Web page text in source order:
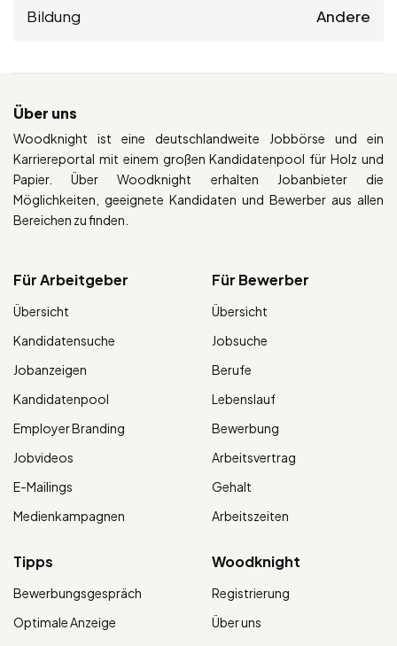
Bildung Andere
Über uns
Woodknight ist eine deutschlandweite Jobbörse und ein
Karriereportal mit einem großen Kandidatenpool für Holz und
Papier. Über Woodknight erhalten Jobanbieter die
Möglichkeiten, geeignete Kandidaten und Bewerber aus allen
Bereichen zu finden.
Für Arbeitgeber
Übersicht
Kandidatensuche
Jobanzeigen
Kandidatenpool
Employer Branding
Jobvideos
E-Mailings
Medienkampagnen
Für Bewerber
Übersicht
Jobsuche
Berufe
Lebenslauf
Bewerbung
Arbeitsvertrag
Gehalt
Arbeitszeiten
Tipps
Bewerbungsgespräch
Optimale Anzeige
Woodknight
Registrierung
Über uns